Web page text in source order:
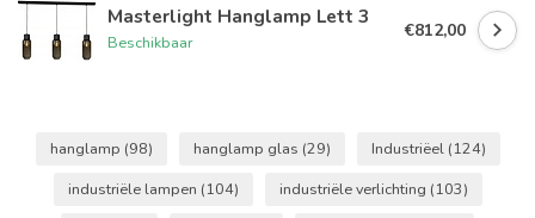
Masterlight Hanglamp Lett 3
Beschikbaar
€812,00
hanglamp (98) hanglamp glas (29) Industriëel (124)
industriële lampen (104) industriële verlichting (103)